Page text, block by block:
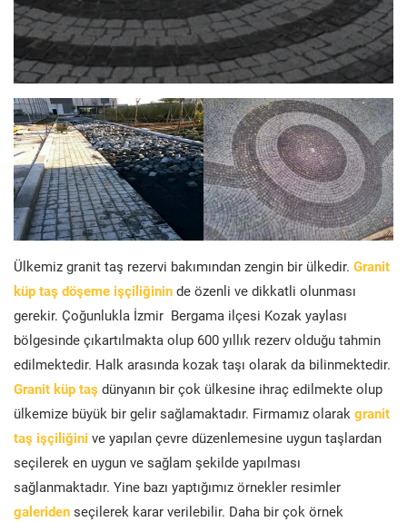
Ülkemiz granit taş rezervi bakımından zengin bir ülkedir. Granit
küp taş döşeme işçiliğinin de özenli ve dikkatli olunması
gerekir. Çoğunlukla İzmir Bergama ilçesi Kozak yaylası
bölgesinde çıkartılmakta olup 600 yıllık rezerv olduğu tahmin
edilmektedir. Halk arasında kozak taşı olarak da bilinmektedir.
Granit küp taş dünyanın bir çok ülkesine ihraç edilmekte olup
ülkemize büyük bir gelir sağlamaktadır. Firmamız olarak granit
taş işçiliğini ve yapılan çevre düzenlemesine uygun taşlardan
seçilerek en uygun ve sağlam şekilde yapılması
sağlanmaktadır. Yine bazı yaptığımız örnekler resimler
galeriden seçilerek karar verilebilir. Daha bir çok örnek